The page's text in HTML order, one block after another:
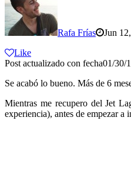
Rafa Frías Jun
Like
Post actualizado con fecha01/30/
Se acabó lo bueno. Más de 6
Mientras me recupero del Jet
experiencia), antes de empezar a